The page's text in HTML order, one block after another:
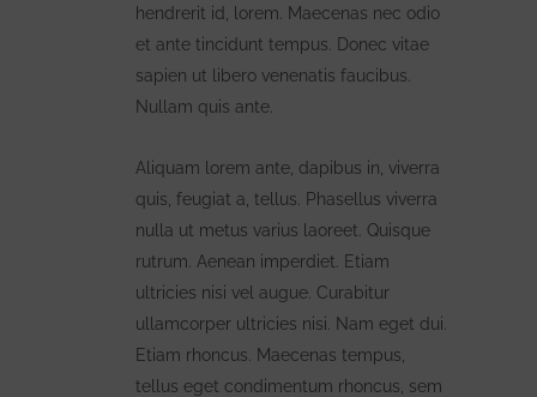
hendrerit id, lorem. Maecenas nec odio
et ante tincidunt tempus. Donec vitae
sapien ut libero venenatis faucibus.
Nullam quis ante.
Aliquam lorem ante, dapibus in, viverra
quis, feugiat a, tellus. Phasellus viverra
nulla ut metus varius laoreet. Quisque
rutrum. Aenean imperdiet. Etiam
ultricies nisi vel augue. Curabitur
ullamcorper ultricies nisi. Nam eget dui.
Etiam rhoncus. Maecenas tempus,
tellus eget condimentum rhoncus, sem